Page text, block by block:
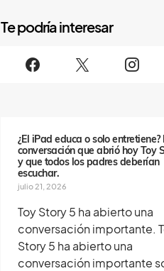
S
¿El iPad educa o solo entretiene?
conversación que abrió hoy Toy
y que todos los padres deberían
escuchar.
julio 21, 2026
Toy Story 5 ha abierto una
conversación importante.
Story 5 ha abierto una
conversación importante